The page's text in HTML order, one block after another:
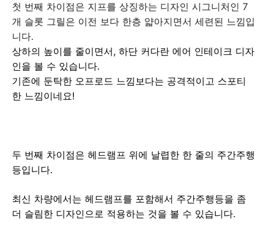
첫 번째 차이점은 지프를 상징하는 디자인 시그니처인 7
개 슬롯 그릴은 이전 보다 한층 얇아지면서 세련된 느낌입
니다.
상하의 높이를 줄이면서, 하단 커다란 에어 인테이크 디자
인을 볼 수 있습니다.
기존에 둔탁한 오프로드 느낌보다는 공격적이고 스포티
한 느낌이네요!
두 번째 차이점은 헤드램프 위에 날렵한 한 줄의 주간주행
등입니다.
최신 차량에서는 헤드램프를 포함해서 주간주행등을 좀
더 슬림한 디자인으로 적용하는 것을 볼 수 있습니다.